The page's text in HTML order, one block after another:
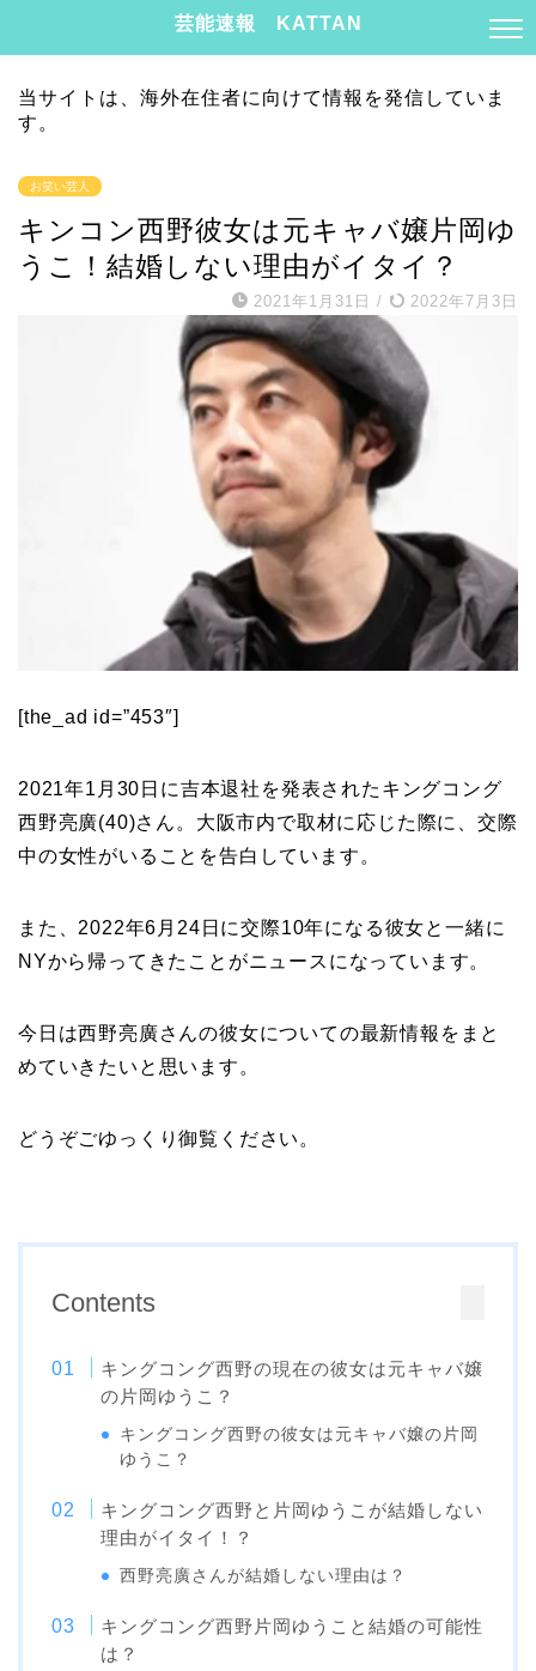
芸能速報 KATTAN
当サイトは、海外在住者に向けて情報を発信していま
す。
お笑い芸人
キンコン西野彼女は元キャバ嬢片岡ゆ
うこ！結婚しない理由がイタイ？
2021年1月31日 / 2022年7月3日
[the_ad id=”453″]
2021年1月30日に吉本退社を発表されたキングコング
西野亮廣(40)さん。大阪市内で取材に応じた際に、交際
中の女性がいることを告白しています。
また、2022年6月24日に交際10年になる彼女と一緒に
NYから帰ってきたことがニュースになっています。
今日は西野亮廣さんの彼女についての最新情報をまと
めていきたいと思います。
どうぞごゆっくり御覧ください。
Contents
キングコング西野の現在の彼女は元キャバ嬢
の片岡ゆうこ？
キングコング西野の彼女は元キャバ嬢の片岡
ゆうこ？
キングコング西野と片岡ゆうこが結婚しない
理由がイタイ！？
西野亮廣さんが結婚しない理由は？
キングコング西野片岡ゆうこと結婚の可能性
は？